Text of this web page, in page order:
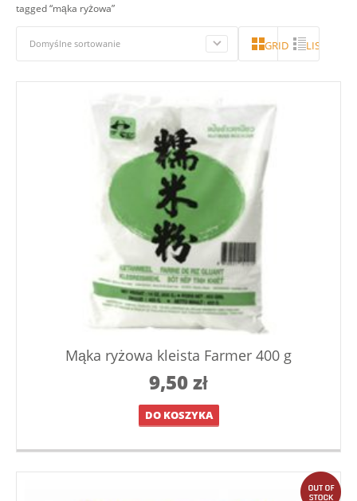
tagged “mąka ryżowa”
Domyślne sortowanie GRID LISTA
Mąka ryżowa kleista Farmer 400 g
9,50zł
DO KOSZYKA